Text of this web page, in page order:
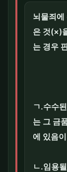
뇌물죄
은 것(×)
는 경우
ㄱ.수수
는 그 금
에 있음
ㄴ.임용